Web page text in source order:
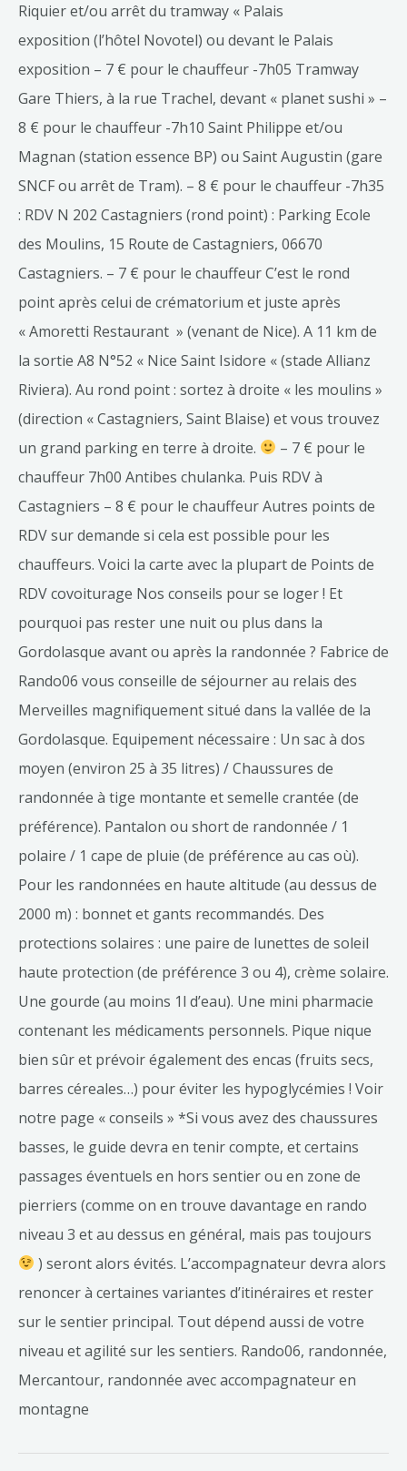
Riquier et/ou arrêt du tramway « Palais
exposition (l’hôtel Novotel) ou devant le Palais
exposition – 7 € pour le chauffeur -7h05 Tramway
Gare Thiers, à la rue Trachel, devant « planet sushi » –
8 € pour le chauffeur -7h10 Saint Philippe et/ou
Magnan (station essence BP) ou Saint Augustin (gare
SNCF ou arrêt de Tram). – 8 € pour le chauffeur -7h35
: RDV N 202 Castagniers (rond point) : Parking Ecole
des Moulins, 15 Route de Castagniers, 06670
Castagniers. – 7 € pour le chauffeur C’est le rond
point après celui de crématorium et juste après
« Amoretti Restaurant » (venant de Nice). A 11 km de
la sortie A8 N°52 « Nice Saint Isidore « (stade Allianz
Riviera). Au rond point : sortez à droite « les moulins »
(direction « Castagniers, Saint Blaise) et vous trouvez
un grand parking en terre à droite.
– 7 € pour le
chauffeur 7h00 Antibes chulanka. Puis RDV à
Castagniers – 8 € pour le chauffeur Autres points de
RDV sur demande si cela est possible pour les
chauffeurs. Voici la carte avec la plupart de Points de
RDV covoiturage Nos conseils pour se loger ! Et
pourquoi pas rester une nuit ou plus dans la
Gordolasque avant ou après la randonnée ? Fabrice de
Rando06 vous conseille de séjourner au relais des
Merveilles magnifiquement situé dans la vallée de la
Gordolasque. Equipement nécessaire : Un sac à dos
moyen (environ 25 à 35 litres) / Chaussures de
randonnée à tige montante et semelle crantée (de
préférence). Pantalon ou short de randonnée / 1
polaire / 1 cape de pluie (de préférence au cas où).
Pour les randonnées en haute altitude (au dessus de
2000 m) : bonnet et gants recommandés. Des
protections solaires : une paire de lunettes de soleil
haute protection (de préférence 3 ou 4), crème solaire.
Une gourde (au moins 1l d’eau). Une mini pharmacie
contenant les médicaments personnels. Pique nique
bien sûr et prévoir également des encas (fruits secs,
barres céreales…) pour éviter les hypoglycémies ! Voir
notre page « conseils » *Si vous avez des chaussures
basses, le guide devra en tenir compte, et certains
passages éventuels en hors sentier ou en zone de
pierriers (comme on en trouve davantage en rando
niveau 3 et au dessus en général, mais pas toujours
) seront alors évités. L’accompagnateur devra alors
renoncer à certaines variantes d’itinéraires et rester
sur le sentier principal. Tout dépend aussi de votre
niveau et agilité sur les sentiers. Rando06, randonnée,
Mercantour, randonnée avec accompagnateur en
montagne